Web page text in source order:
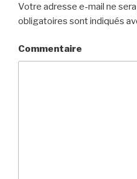
Votre adresse e-mail ne
obligatoires sont indiqués
Commentaire